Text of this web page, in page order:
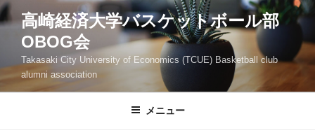
コ
ン
へ
高崎経済大学バスケットボール部
OBOG会
Takasaki City University of Economics (TCUE) Basketball club
alumni association
メニュー